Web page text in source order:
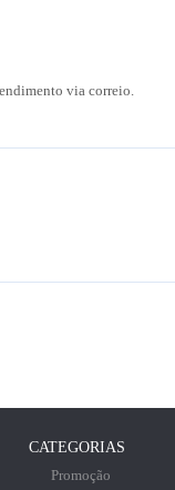
via correio.
CATEGORIAS
Promoção